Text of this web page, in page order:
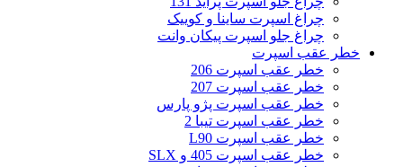
چراغ اسپرت ساینا و کوییک
چراغ جلو اسپرت پیکان وانت
خطر عقب اسپرت
خطر عقب اسپرت 206
خطر عقب اسپرت 207
خطر عقب اسپرت پژو پارس
خطر عقب اسپرت تیبا 2
خطر عقب اسپرت L90
خطر عقب اسپرت 405 و SLX